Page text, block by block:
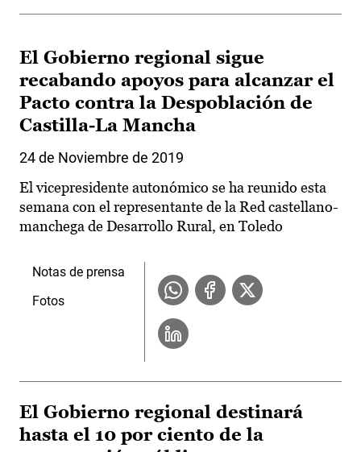
El Gobierno regional sigue
recabando apoyos para alcanzar el
Pacto contra la Despoblación de
Castilla-La Mancha
24 de Noviembre de 2019
El vicepresidente autonómico se ha reunido esta
semana con el representante de la Red castellano-
manchega de Desarrollo Rural, en Toledo
Notas de prensa
Fotos
El Gobierno regional destinará
hasta el 10 por ciento de la